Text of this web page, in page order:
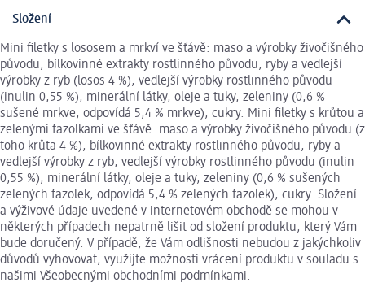
Složení
Mini filetky s lososem a mrkví ve šťávě: maso a výrobky živočišného
původu, bílkovinné extrakty rostlinného původu, ryby a vedlejší
výrobky z ryb (losos 4 %), vedlejší výrobky rostlinného původu
(inulin 0,55 %), minerální látky, oleje a tuky, zeleniny (0,6 %
sušené mrkve, odpovídá 5,4 % mrkve), cukry. Mini filetky s krůtou a
zelenými fazolkami ve šťávě: maso a výrobky živočišného původu (z
toho krůta 4 %), bílkovinné extrakty rostlinného původu, ryby a
vedlejší výrobky z ryb, vedlejší výrobky rostlinného původu (inulin
0,55 %), minerální látky, oleje a tuky, zeleniny (0,6 % sušených
zelených fazolek, odpovídá 5,4 % zelených fazolek), cukry. Složení
a výživové údaje uvedené v internetovém obchodě se mohou v
některých případech nepatrně lišit od složení produktu, který Vám
bude doručený. V případě, že Vám odlišnosti nebudou z jakýchkoliv
důvodů vyhovovat, využijte možnosti vrácení produktu v souladu s
našimi Všeobecnými obchodními podmínkami.